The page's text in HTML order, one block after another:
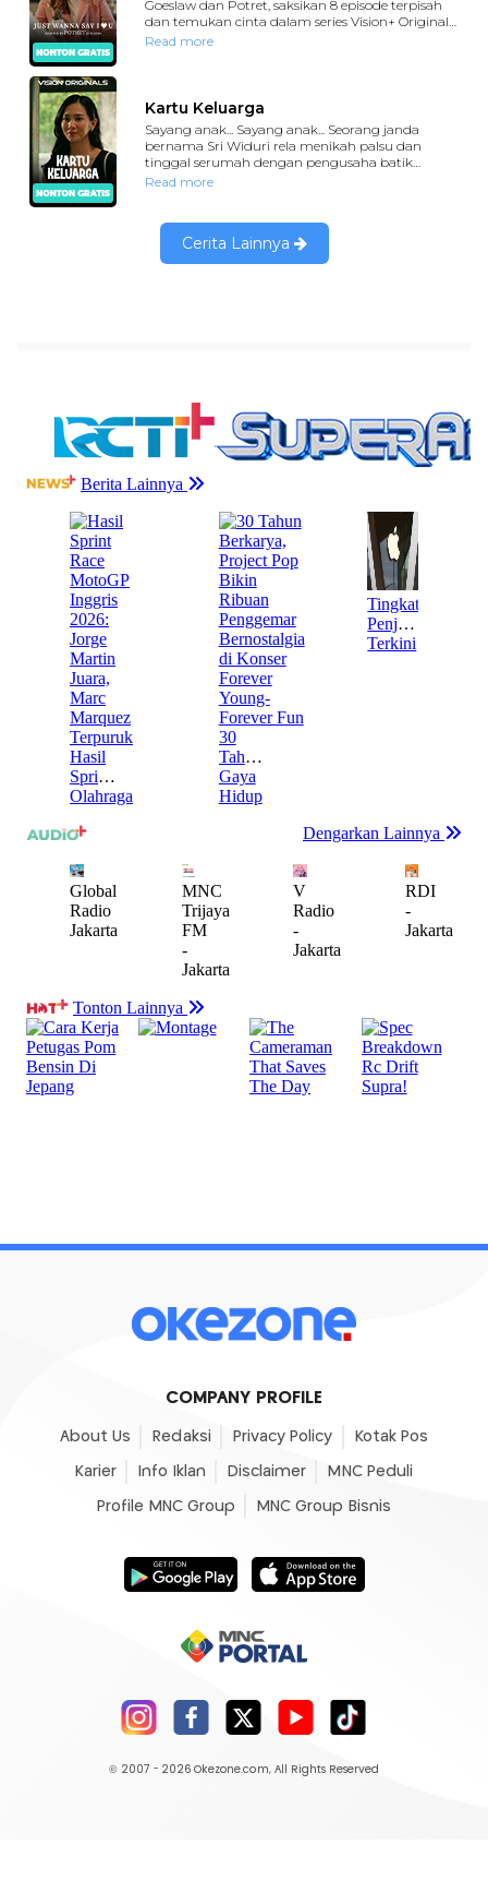
COMPANY PROFILE
About Us Redaksi Privacy Policy Kotak Pos
Karier Info Iklan Disclaimer MNC Peduli
Profile MNC Group MNC Group Bisnis
© 2007 - 2026 Okezone.com, All Rights Reserved